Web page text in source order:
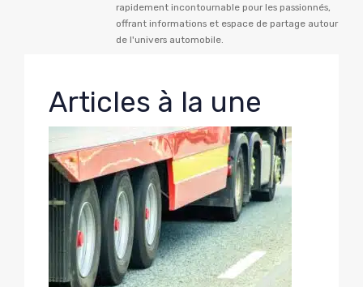
rapidement incontournable pour les passionnés,
offrant informations et espace de partage autour
de l'univers automobile.
Articles à la une